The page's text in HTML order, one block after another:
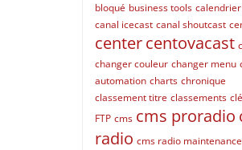
bloqué business tools
canal icecast canal shoutcast
centercentovacast
changer couleur changer menu
automation charts chronique
classement titre classements clé
FTP cms cms proradio
radio cms radio maintenance